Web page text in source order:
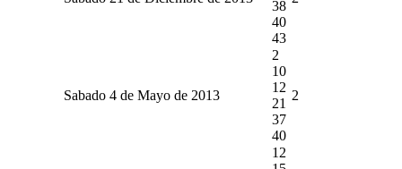
38
40
43
Sabado 4 de Mayo de 2013
2
10
12
21
37
40
2
12